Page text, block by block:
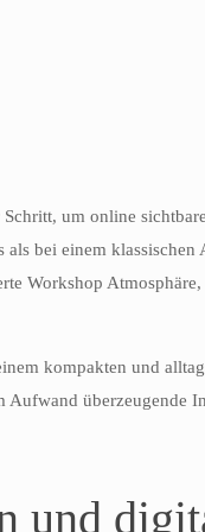
um online
bei einem
Workshop
kompakten und
und